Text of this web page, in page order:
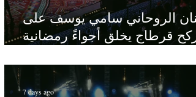
الروحاني سامي يوسف على
ركح قرطاج يخلق أجواءً رمضانية
7 days ago